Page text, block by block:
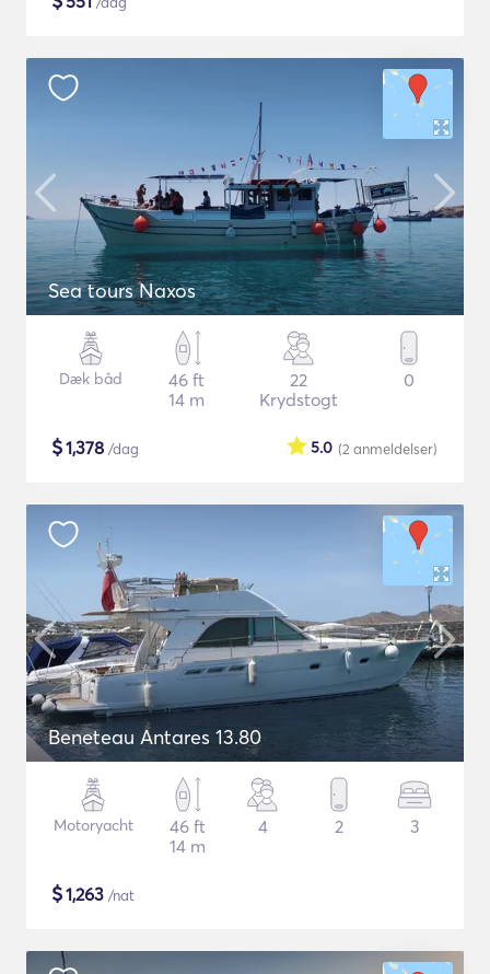
Sea tours Naxos
Dæk båd
46 ft
14 m
22
Krydstogt
0
$1,378 /dag (2 anmeldelser)
5.0
Beneteau Antares 13.80
Motoryacht
46 ft
14 m
4 2 3
$1,263 /nat